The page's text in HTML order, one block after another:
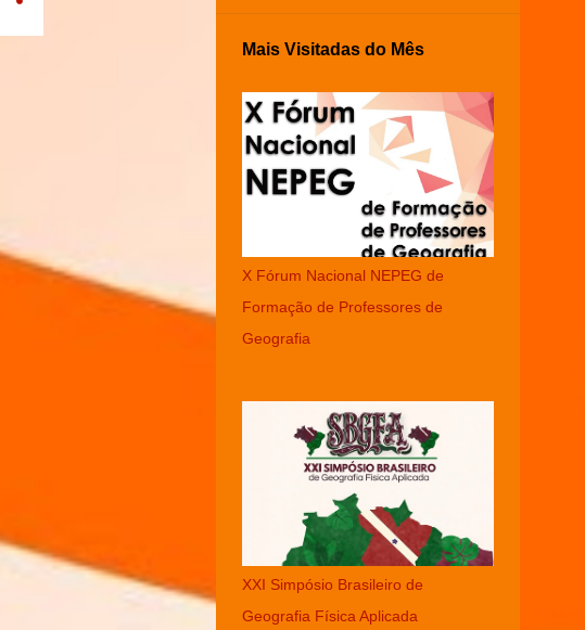
Mais Visitadas do Mês
X Fórum Nacional NEPEG de
Formação de Professores de
Geografia
XXI Simpósio Brasileiro de
Geografia Física Aplicada